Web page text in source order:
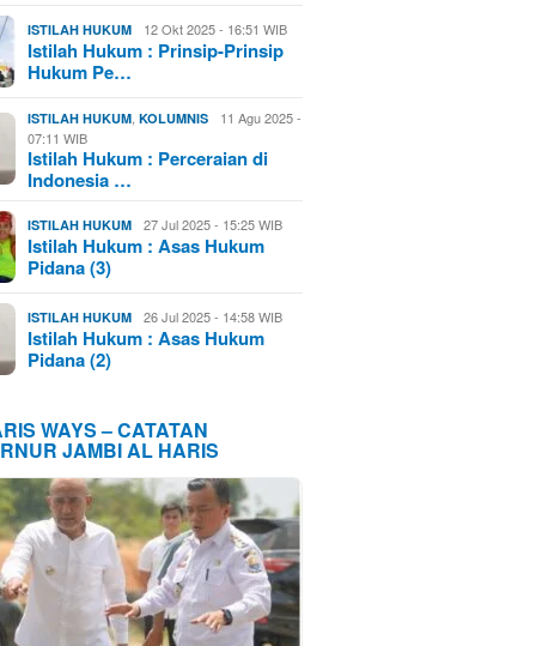
ISTILAH HUKUM 12 Okt 2025 - 16:51 WIB
Istilah Hukum : Prinsip-Prinsip
Hukum Pe…
ISTILAH HUKUM ,KOLUMNIS
11 Agu 2025 -
07:11 WIB
Istilah Hukum : Perceraian di
Indonesia …
ISTILAH HUKUM 27 Jul 2025 - 15:25 WIB
Istilah Hukum : Asas Hukum
Pidana (3)
ISTILAH HUKUM 26 Jul 2025 - 14:58 WIB
Istilah Hukum : Asas Hukum
Pidana (2)
WAYS – CATATAN
JAMBI AL HARIS